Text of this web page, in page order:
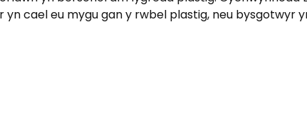
cael eu mygu gan y rwbel plastig, neu bysgotwyr